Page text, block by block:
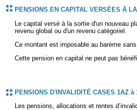
PENSIONS EN CAPITAL VERSÉES À
Le capital versé à la sortie d'un nouveau
revenu global ou d'un revenu catégoriel.
Ce montant est imposable au barème
Cette pension en capital ne peut pas
PENSIONS D'INVALIDITÉ CASES 1AZ à
Les pensions, allocations et rentes